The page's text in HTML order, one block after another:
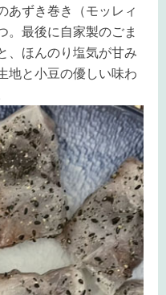
あずき巻き（モッレィ
。最後に自家製のごま
、ほんのり塩気が甘み
地と小豆の優しい味わ